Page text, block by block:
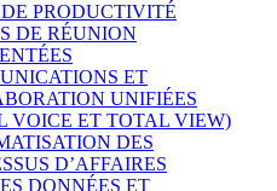
PRODUCTIVITÉ
DE RÉUNION
ET
UNIFIÉES
VOICE ET TOTAL VIEW)
DES
D’AFFAIRES
DONNÉES ET